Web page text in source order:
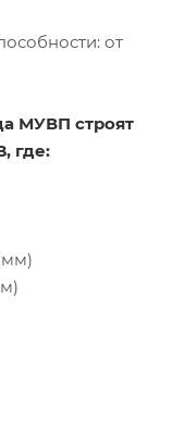
от
МУВП строят
где: